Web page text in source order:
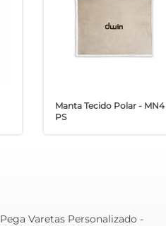
Manta Tecido Polar - MN4
PS
Pega Varetas Personalizado -